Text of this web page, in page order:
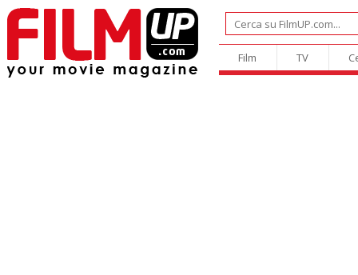
Film TV